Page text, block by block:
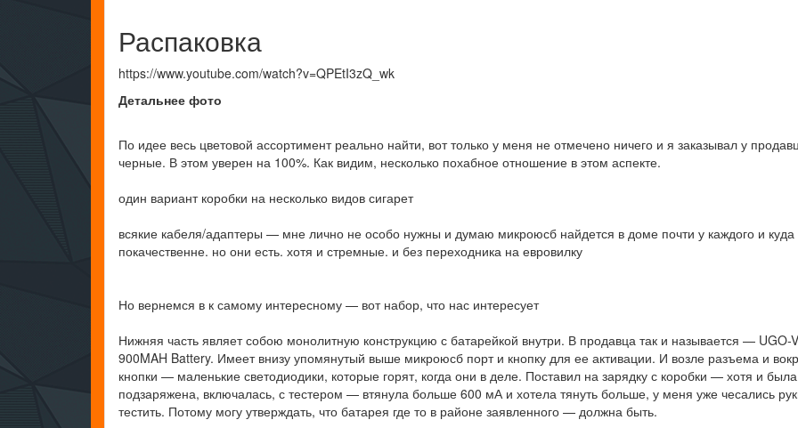
Распаковка
https://www.youtube.com/watch?v=QPEtI3zQ_wk
Детальнее фото
По идее весь цветовой ассортимент реально найти, вот только у меня не отмечено ничего и я заказывал у
черные. В этом уверен на 100%. Как видим, несколько похабное отношение в этом аспекте.
один вариант коробки на несколько видов сигарет
всякие кабеля/адаптеры — мне лично не особо нужны и думаю микроюсб найдется в доме почти у каждого и куда
покачественне. но они есть. хотя и стремные. и без переходника на евровилку
Но вернемся в к самому интересному — вот набор, что нас интересует
Нижняя часть являет собою монолитную конструкцию с батарейкой внутри. В продавца так и называется — UGO-V
900MAH Battery. Имеет внизу упомянутый выше микроюсб порт и кнопку для ее активации. И возле разъема и
кнопки — маленькие светодиодики, которые горят, когда они в деле. Поставил на зарядку с коробки — хотя и была
подзаряжена, включалась, с тестером — втянула больше 600 мА и хотела тянуть больше, у меня уже чесались
тестить. Потому могу утверждать, что батарея где то в районе заявленного — должна быть.